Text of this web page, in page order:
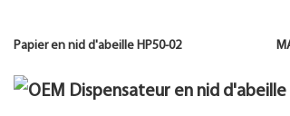
Papier en nid d'abeille HP50-02